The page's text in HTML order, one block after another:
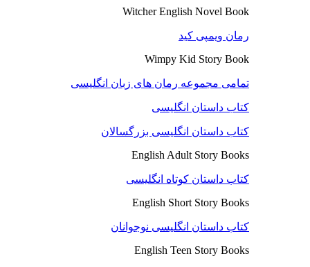
Witcher English Novel Book
رمان ویمپی کید
Wimpy Kid Story Book
تمامی مجموعه رمان های زبان انگلیسی
کتاب داستان انگلیسی
کتاب داستان انگلیسی بزرگسالان
English Adult Story Books
کتاب داستان کوتاه انگلیسی
English Short Story Books
کتاب داستان انگلیسی نوجوانان
English Teen Story Books